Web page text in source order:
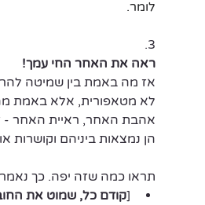
לומר.
.3
ראה את האחר החי עמך!
אז מה באמת בין שמיטה להר
לא מטאפורית, אלא באמת
אהבת האחר, ראיית האחר -
הן נמצאות ביניהם וקושרות
תראו כמה שזה יפה. כך
[קודם כל, שמוט את